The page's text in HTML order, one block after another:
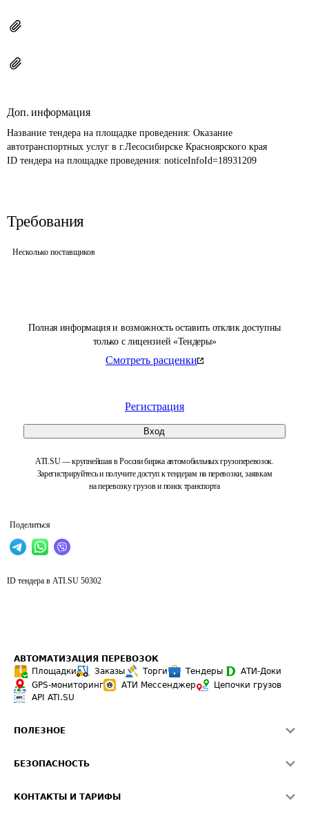
Полная информация и возможность оставить отклик доступны
только с лицензией «Тендеры»
Смотреть расценки
Регистрация
Вход
ATI.SU — крупнейшая в России биржа автомобильных грузоперевозок.
Зарегистрируйтесь и получите доступ к тендерам на перевозки, заявкам
на перевозку грузов и поиск транспорта
Поделиться
Доп. информация
Название тендера на площадке проведения: Оказание
автотранспортных услуг в г.Лесосибирске Красноярского края
ID тендера на площадке проведения: noticeInfoId=18931209
Требования
Несколько поставщиков
ID тендера в ATI.SU 50302
АВТОМАТИЗАЦИЯ ПЕРЕВОЗОК
Площадки
Заказы Торги Тендеры
АТИ-Доки
GPS-мониторинг
АТИ Мессенджер
Цепочки грузов
API ATI.SU
ПОЛЕЗНОЕ
Звезды ATI.SU на вашем сайте
БЕЗОПАСНОСТЬ
КОНТАКТЫ И ТАРИФЫ